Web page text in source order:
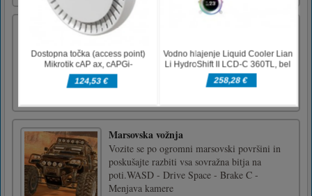
Pohlepni gnomi
svojevrstno igro gnomija. Oba sta izjemno
bogata, zato uporabljata rubine in diamante
kot peše. Kateri brat bo zmagal?
Marsovska vožnja
Vozite se po ogromni marsovski površini in
poskušajte razbiti vsa sovražna bitja na
poti.WASD - Drive Space - Brake C -
Menjava kamere